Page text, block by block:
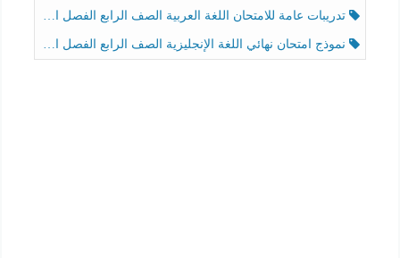
تدريبات عامة للامتحان اللغة العربية الصف الرابع الفصل الثالث
نموذج امتحان نهائي اللغة الإنجليزية الصف الرابع الفصل الثالث